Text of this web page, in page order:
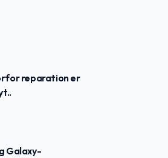
reparation er
Galaxy-